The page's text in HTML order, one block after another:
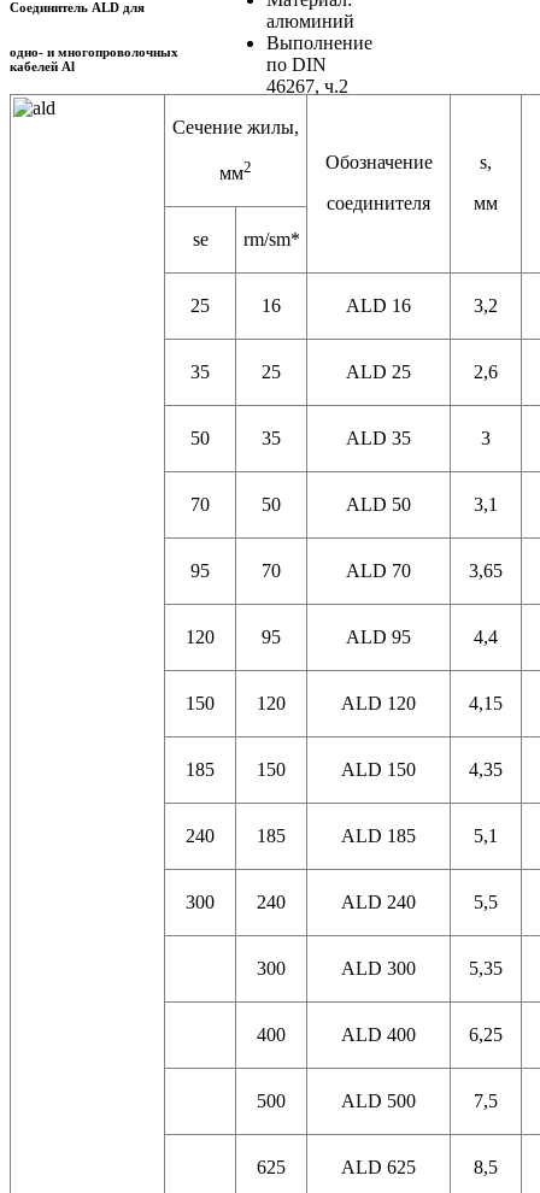
Соединитель ALD для
одно- и многопроволочных
кабелей Al
алюминий
Выполнение
по DIN
46267, ч.2
Сечение жилы,
мм2
Обозначение
соединителя
s,
мм
se
rm/sm*
25 16 ALD 16 3,2
35 25 ALD 25 2,6
50 35 ALD 35 3
70 50 ALD 50 3,1
95 70 ALD 70 3,65
120 95 ALD 95 4,4
150 120 ALD 120 4,15
185 150 ALD 150 4,35
240 185 ALD 185 5,1
300 240 ALD 240 5,5
300 ALD 300 5,35
400 ALD 400 6,25
500 ALD 500 7,5
625 ALD 625 8,5